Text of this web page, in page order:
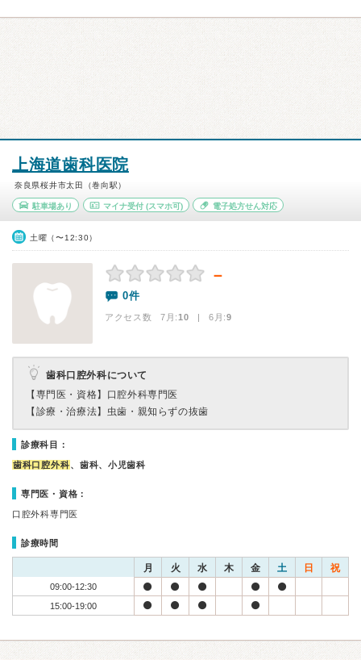
上海道歯科医院
奈良県桜井市太田（巻向駅）
駐車場あり マイナ受付(スマホ可) 電子処方せん対応
土曜（〜12:30）
－
0件
アクセス数 7月:10 | 6月:9
歯科口腔外科について
【専門医・資格】 口腔外科専門医
【診療・治療法】 虫歯・親知らずの抜歯
診療科目：
歯科口腔外科、歯科、小児歯科
専門医・資格：
口腔外科専門医
診療時間
月 火 水 木 金 土 日 祝
09:00-12:30
15:00-19:00